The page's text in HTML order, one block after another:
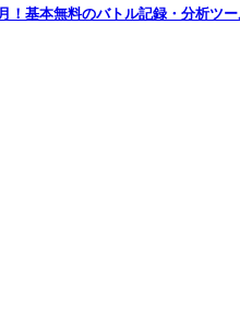
！基本無料のバトル記録・分析ツ